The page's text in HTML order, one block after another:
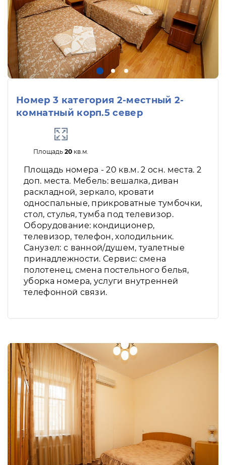
Номер 3 категория 2-местный 2-
комнатный корп.5 север
Площадь20 кв.м.
Площадь номера - 20 кв.м. 2 осн. места. 2
доп. места. Мебель: вешалка, диван
раскладной, зеркало, кровати
односпальные, прикроватные тумбочки,
стол, стулья, тумба под телевизор.
Оборудование: кондиционер,
телевизор, телефон, холодильник.
Санузел: с ванной/душем, туалетные
принадлежности. Сервис: смена
полотенец, смена постельного белья,
уборка номера, услуги внутренней
телефонной связи.